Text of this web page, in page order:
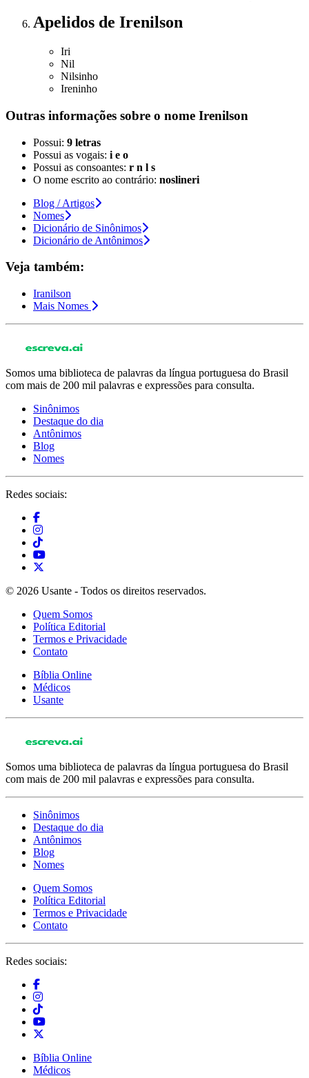
Apelidos de Irenilson
Iri
Nil
Nilsinho
Ireninho
Outras informações sobre o nome Irenilson
Possui: 9 letras
Possui as vogais: i e o
Possui as consoantes: r n l s
O nome escrito ao contrário: noslineri
Blog / Artigos
Nomes
Dicionário de Sinônimos
Dicionário de Antônimos
Veja também:
Iranilson
Mais Nomes
Somos uma biblioteca de palavras da língua portuguesa do Brasil
com mais de 200 mil palavras e expressões para consulta.
Sinônimos
Destaque do dia
Antônimos
Blog
Nomes
Redes sociais:
© 2026 Usante - Todos os direitos reservados.
Quem Somos
Política Editorial
Termos e Privacidade
Contato
Bíblia Online
Médicos
Usante
Somos uma biblioteca de palavras da língua portuguesa do Brasil
com mais de 200 mil palavras e expressões para consulta.
Sinônimos
Destaque do dia
Antônimos
Blog
Nomes
Quem Somos
Política Editorial
Termos e Privacidade
Contato
Redes sociais:
Bíblia Online
Médicos